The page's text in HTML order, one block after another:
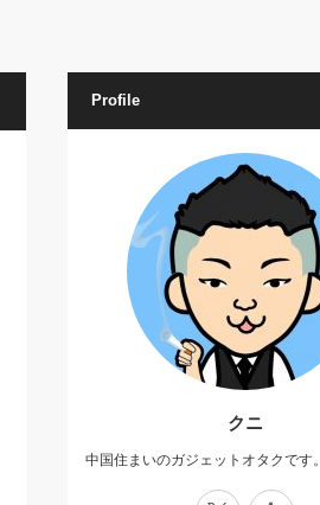
Profile
クニ
中国住まいのガジェットオタクです。